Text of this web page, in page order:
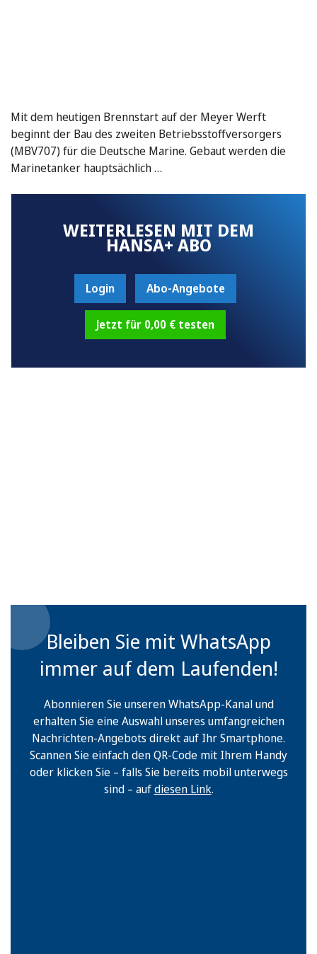
Mit dem heutigen Brennstart auf der Meyer Werft
beginnt der Bau des zweiten Betriebsstoffversorgers
(MBV707) für die Deutsche Marine. Gebaut werden die
Marinetanker hauptsächlich …
WEITERLESEN MIT DEM
HANSA+ ABO
Login Abo-Angebote
Jetzt für 0,00 € testen
Bleiben Sie mit WhatsApp
immer auf dem Laufenden!
Abonnieren Sie unseren WhatsApp-Kanal und
erhalten Sie eine Auswahl unseres umfangreichen
Nachrichten-Angebots direkt auf Ihr Smartphone.
Scannen Sie einfach den QR-Code mit Ihrem Handy
oder klicken Sie – falls Sie bereits mobil unterwegs
sind – aufdiesen Link.